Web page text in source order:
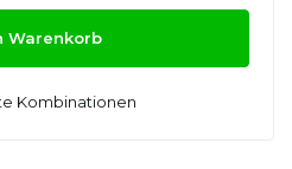
Warenkorb
Kombinationen